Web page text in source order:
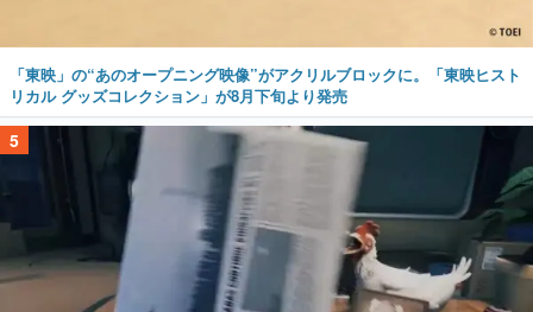
「東映」の“あのオープニング映像”がアクリルブロックに。「東映ヒスト
リカル グッズコレクション」が8月下旬より発売
5